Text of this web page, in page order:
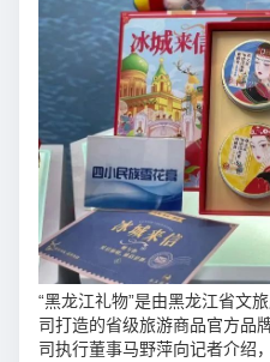
“黑龙江礼物”是由黑龙江省文
司打造的省级旅游商品官方品
司执行董事马野萍向记者介绍